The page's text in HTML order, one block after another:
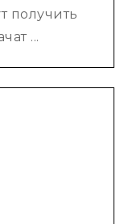
получить
...